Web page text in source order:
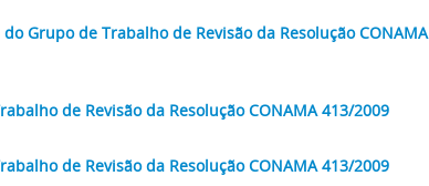
Grupo de Trabalho de Revisão da Resolução CONAMA
de Revisão da Resolução CONAMA 413/2009
de Revisão da Resolução CONAMA 413/2009